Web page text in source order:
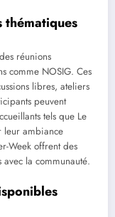
thématiques
réunions
comme NOSIG. Ces
libres, ateliers
peuvent
tels que Le
leur ambiance
Week offrent des
la communauté.